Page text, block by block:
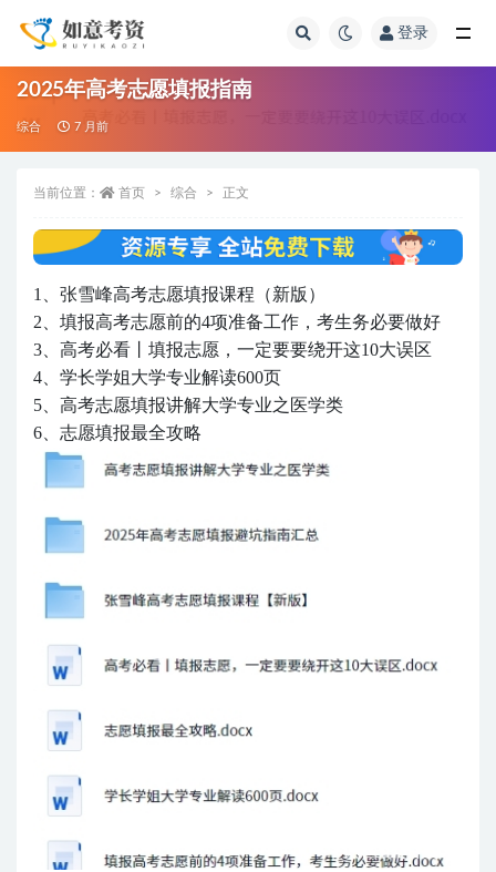
登录
2025年高考志愿填报指南
综合 7 月前
当前位置： 首页 综合 正文
1、张雪峰高考志愿填报课程（新版）
2、填报高考志愿前的4项准备工作，考生务必要做好
3、高考必看丨填报志愿，一定要要绕开这10大误区
4、学长学姐大学专业解读600页
5、高考志愿填报讲解大学专业之医学类
6、志愿填报最全攻略